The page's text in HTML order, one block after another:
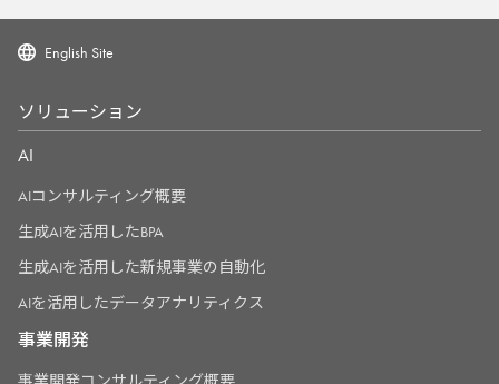
English Site
ソリューション
AI
AIコンサルティング概要
生成AIを活用したBPA
生成AIを活用した新規事業の自動化
AIを活用したデータアナリティクス
事業開発